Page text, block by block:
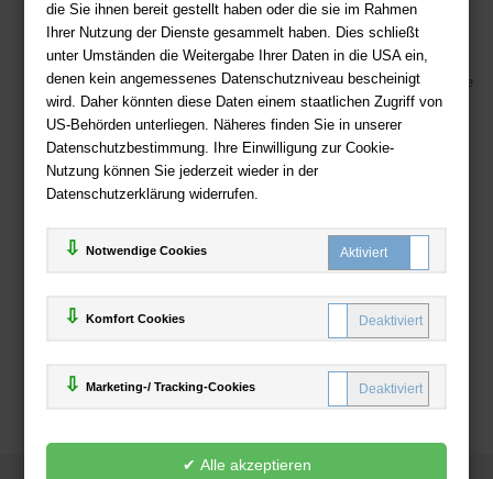
die Sie ihnen bereit gestellt haben oder die sie im Rahmen
Ihrer Nutzung der Dienste gesammelt haben. Dies schließt
unter Umständen die Weitergabe Ihrer Daten in die USA ein,
denen kein angemessenes Datenschutzniveau bescheinigt
wird. Daher könnten diese Daten einem staatlichen Zugriff von
US-Behörden unterliegen. Näheres finden Sie in unserer
Datenschutzbestimmung. Ihre Einwilligung zur Cookie-
Nutzung können Sie jederzeit wieder in der
Datenschutzerklärung widerrufen.
Notwendige Cookies
Komfort Cookies
Marketing-/ Tracking-Cookies
Kostenloser Versand ab 36,- EUR Bestellwert
Sicherer Online Shop und Zahlung mit SSL-Verschlüsselung
Viele Zahlungsmethoden wie PayPal, Amazon Payment, Vorkasse
Zahlweisen
Deutsche-Buchhandlung.de